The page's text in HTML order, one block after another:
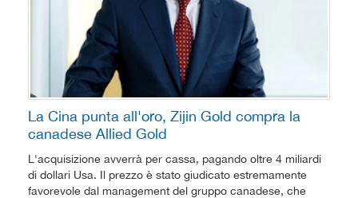
La Cina punta all'oro, Zijin Gold compra la
canadese Allied Gold
L'acquisizione avverrà per cassa, pagando oltre 4 miliardi
di dollari Usa. Il prezzo è stato giudicato estremamente
favorevole dal management del gruppo canadese, che